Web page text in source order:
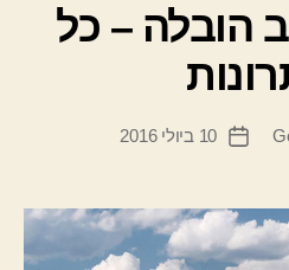
הובלה – כל
תאריך
10 ביולי 2016